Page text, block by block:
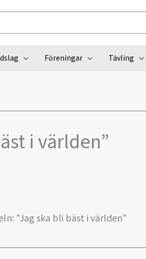
Föreningar Tävling
i världen”
"Jag ska bli bäst i världen"